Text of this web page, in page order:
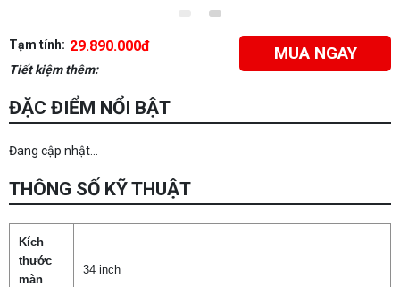
Tạm tính: 29.890.000đ
Tiết kiệm thêm:
MUA NGAY
ĐẶC ĐIỂM NỔI BẬT
Đang cập nhật...
THÔNG SỐ KỸ THUẬT
Kích
thước
màn
34 inch